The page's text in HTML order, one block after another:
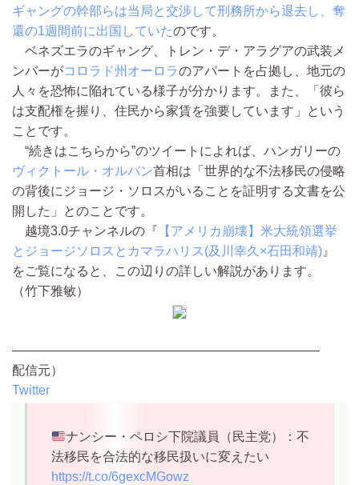
ギャングの幹部らは当局と交渉して刑務所から退去し、奪
還の1週間前に出国していたのです。
ベネズエラのギャング、トレン・デ・アラグアの武装メ
ンバーがコロラド州オーロラのアパートを占拠し、地元の
人々を恐怖に陥れている様子が分かります。また、「彼ら
は支配権を握り、住民から家賃を強要しています」という
ことです。
“続きはこちらから”のツイートによれば、ハンガリーの
ヴィクトール・オルバン首相は「世界的な不法移民の侵略
の背後にジョージ・ソロスがいることを証明する文書を公
開した」とのことです。
越境3.0チャンネルの『 【アメリカ崩壊】米大統領選挙
とジョージソロスとカマラハリス(及川幸久×石田和靖) 』
をご覧になると、この辺りの詳しい解説があります。
（竹下雅敏）
————————————————————————
配信元）
Twitter
ナンシー・ペロシ下院議員（民主党）：不
法移民を合法的な移民扱いに変えたい
https://t.co/6gexcMGowz